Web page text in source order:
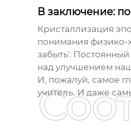
В заключение:
Кристаллизация
понимания физико-
забыть'.
над улучшением
И, пожалуй, самое
учитель. И даже